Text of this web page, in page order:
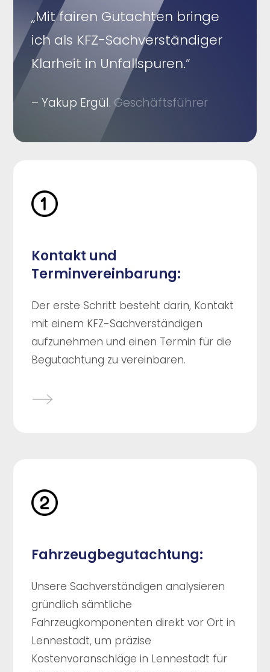
„Mit fairen Gutachten bringe
ich als KFZ-Sachverständiger
Klarheit in Unfallspuren.“
– Yakup Ergül. Geschäftsführer
Kontakt und
Terminvereinbarung:
Der erste Schritt besteht darin, Kontakt
mit einem KFZ-Sachverständigen
aufzunehmen und einen Termin für die
Begutachtung zu vereinbaren.
Fahrzeugbegutachtung:
Unsere Sachverständigen analysieren
gründlich sämtliche
Fahrzeugkomponenten direkt vor Ort in
Lennestadt, um präzise
Kostenvoranschläge in Lennestadt für